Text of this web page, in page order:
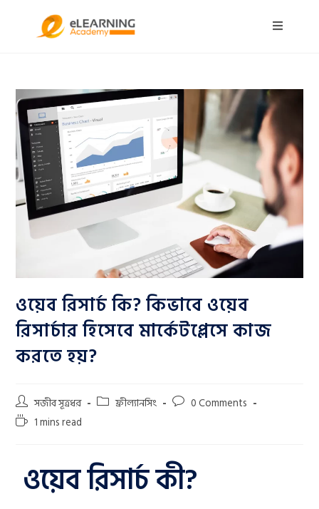
ওয়েব রিসার্চ কি? কিভাবে ওয়েব
রিসার্চার হিসেবে মার্কেটপ্লেসে কাজ
করতে হয়?
সজীব সূত্রধর ফ্রীল্যানসিং
0 Comments
1 mins read
ওয়েব রিসার্চ কী?